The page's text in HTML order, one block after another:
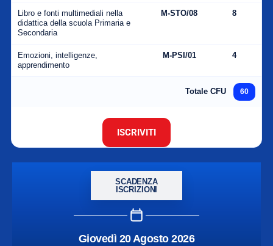
Libro e fonti multimediali nella
didattica della scuola Primaria e
Secondaria
M-STO/08 8
Emozioni, intelligenze,
apprendimento
M-PSI/01 4
Totale CFU 60
ISCRIVITI
SCADENZA
ISCRIZIONI
Giovedì 20 Agosto 2026